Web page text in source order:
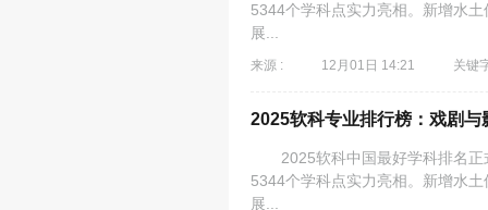
5344个学科点实力亮相。新增水
展...
来源 : 12月01日 14:21 关键
2025软科专业排行榜：戏剧与
2025软科中国最好学科排名正
5344个学科点实力亮相。新增水
展...